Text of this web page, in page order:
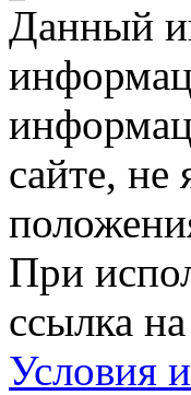
Данный
сайте,
При
ссылка
Условия